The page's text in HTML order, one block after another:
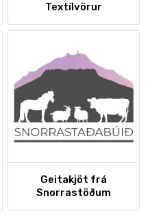
Textílvörur
Geitakjöt frá
Snorrastöðum